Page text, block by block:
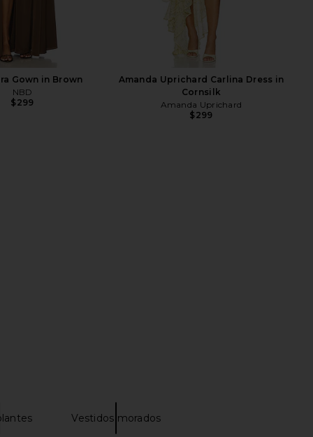
Gown in Brown
NBD
$299
Amanda Uprichard Carlina Dress in
Cornsilk
Amanda Uprichard
$299
Vestidos morados